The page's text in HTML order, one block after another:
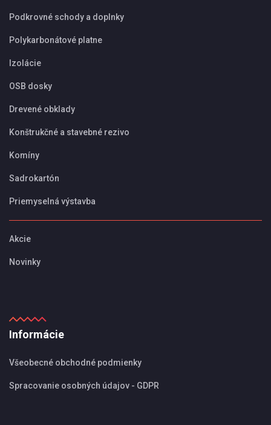
Podkrovné schody a doplnky
Polykarbonátové platne
Izolácie
OSB dosky
Drevené obklady
Konštrukčné a stavebné rezivo
Komíny
Sadrokartón
Priemyselná výstavba
Akcie
Novinky
Informácie
Všeobecné obchodné podmienky
Spracovanie osobných údajov - GDPR